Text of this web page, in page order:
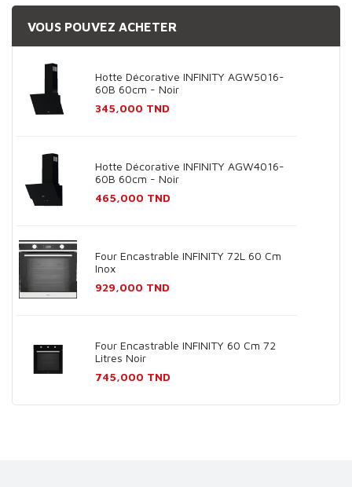
VOUS POUVEZ ACHETER
Hotte Décorative INFINITY AGW5016-
60B 60cm - Noir
Prix
345,000 TND
Hotte Décorative INFINITY AGW4016-
60B 60cm - Noir
Prix
465,000 TND
Four Encastrable INFINITY 72L 60 Cm
Inox
Prix
929,000 TND
Four Encastrable INFINITY 60 Cm 72
Litres Noir
Prix
745,000 TND